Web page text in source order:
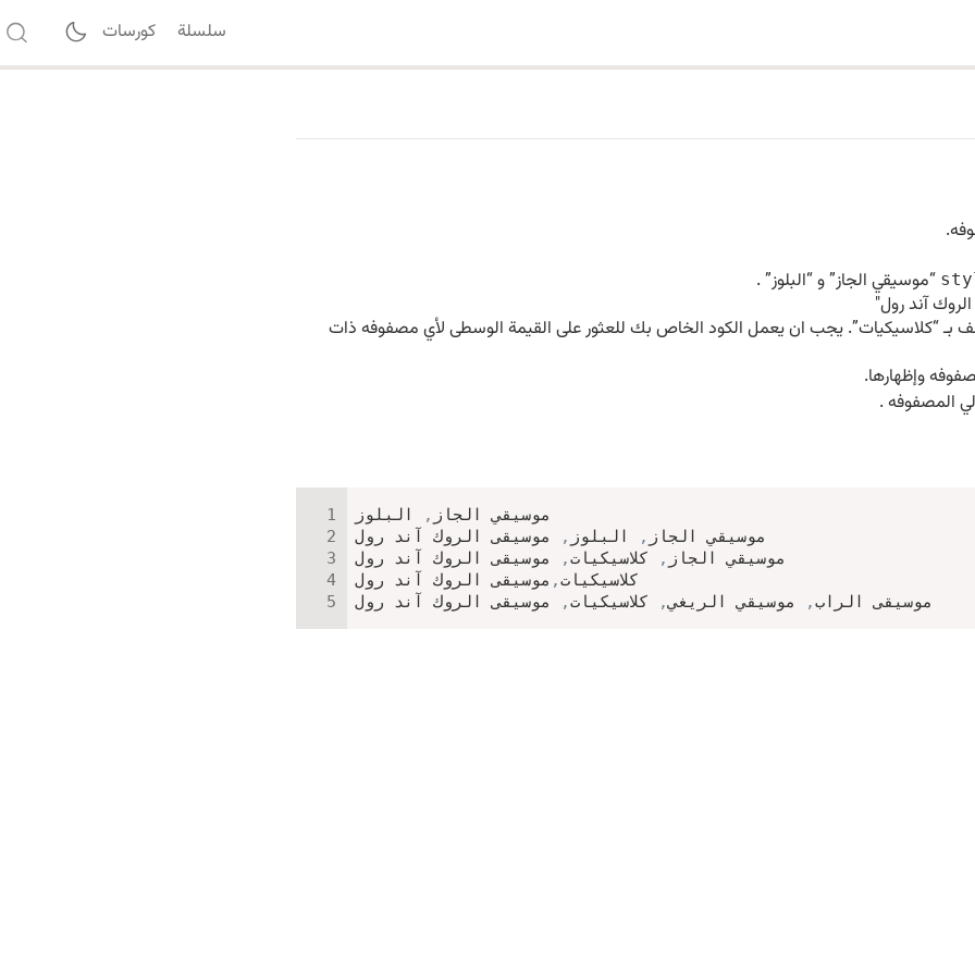
سلسلة كورسات
“موسيقي الجاز” و “البلوز” .
آند رول"
بـ “كلاسيكيات”. يجب ان يعمل الكود الخاص بك للعثور على القيمة الوسطى لأي مصفوفه ذات
وإظهارها.
المصفوفه .
موسيقي الجاز ,
البلوز
موسيقي الجاز , البلوز ,
موسيقى الروك آند رول
موسيقي الجاز , كلاسيكيات,
موسيقى الروك آند رول
كلاسيكيات, موسيقى الروك آند رول
موسيقى الراب, موسيقي الريغي, كلاسيكيات, موسيقى الروك آند رول